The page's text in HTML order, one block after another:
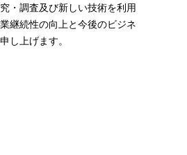
・調査及び新しい技術を利用
継続性の向上と今後のビジネ
し上げます。